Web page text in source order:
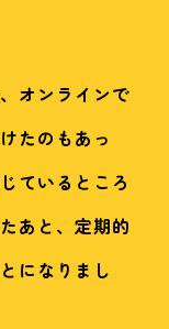
オンラインで
たのもあっ
ているところ
あと、定期的
になりまし